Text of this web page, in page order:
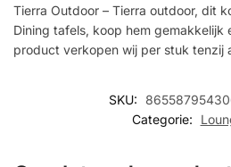
Tierra Outdoor – Tierra outdoor, dit
Dining tafels, koop hem gemakkelijk
product verkopen wij per stuk tenzij
SKU:
Categorie: